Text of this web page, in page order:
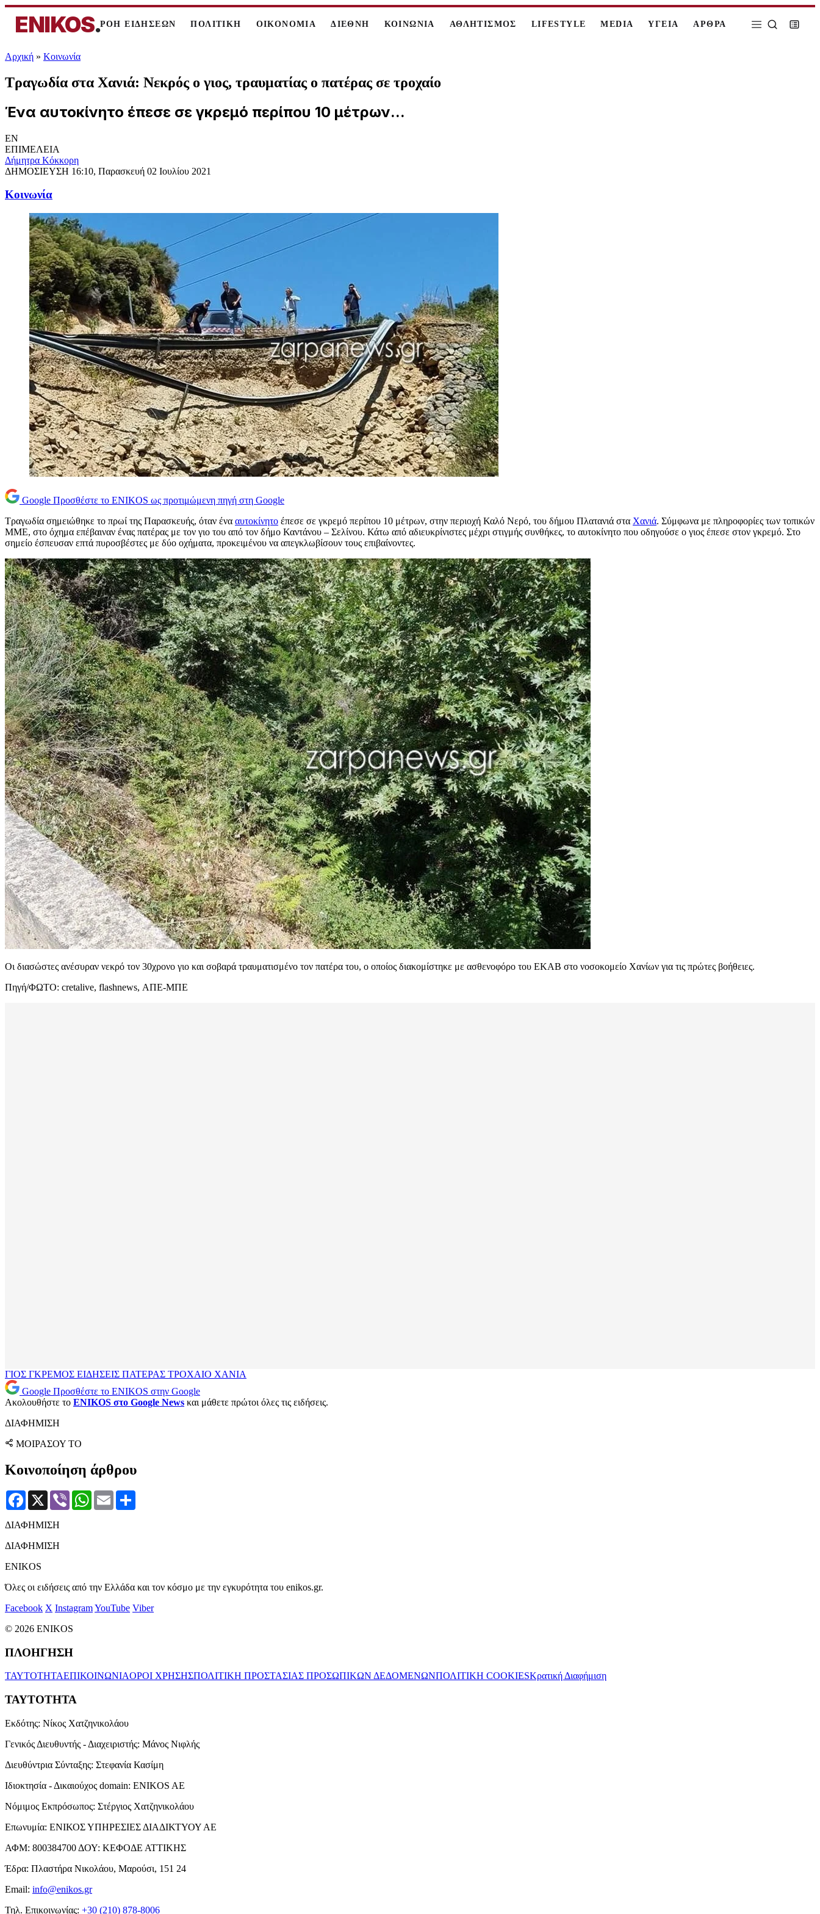
ENIKOS.ΡΟΗ ΕΙΔΗΣΕΩΝ ΠΟΛΙΤΙΚΗ ΟΙΚΟΝΟΜΙΑ ΔΙΕΘΝΗ ΚΟΙΝΩΝΙΑ ΑΘΛΗΤΙΣΜΟΣ LIFESTYLE MEDIA ΥΓΕΙΑ ΑΡΘΡΑ
Αρχική » Κοινωνία
Τραγωδία στα Χανιά: Νεκρός ο γιος, τραυματίας ο πατέρας σε τροχαίο
Ένα αυτοκίνητο έπεσε σε γκρεμό περίπου 10 μέτρων...
EN
ΕΠΙΜΕΛΕΙΑ
Δήμητρα Κόκκορη
ΔΗΜΟΣΙΕΥΣΗ 16:10, Παρασκευή 02 Ιουλίου 2021
Κοινωνία
Google Προσθέστε το ENIKOS ως προτιμώμενη πηγή στη Google
Τραγωδία σημειώθηκε το πρωί της Παρασκευής, όταν ένα αυτοκίνητο έπεσε σε γκρεμό περίπου 10 μέτρων, στην περιοχή Καλό Νερό, του δήμου Πλατανιά στα Χανιά. Σύμφωνα με πληροφορίες των τοπικών
ΜΜΕ, στο όχημα επέβαιναν ένας πατέρας με τον γιο του από τον δήμο Καντάνου – Σελίνου. Κάτω από αδιευκρίνιστες μέχρι στιγμής συνθήκες, το αυτοκίνητο που οδηγούσε ο γιος έπεσε στον γκρεμό. Στο
σημείο έσπευσαν επτά πυροσβέστες με δύο οχήματα, προκειμένου να απεγκλωβίσουν τους επιβαίνοντες.
Οι διασώστες ανέσυραν νεκρό τον 30χρονο γιο και σοβαρά τραυματισμένο τον πατέρα του, ο οποίος διακομίστηκε με ασθενοφόρο του ΕΚΑΒ στο νοσοκομείο Χανίων για τις πρώτες βοήθειες.
Πηγή/ΦΩΤΟ: cretalive, flashnews, ΑΠΕ-ΜΠΕ
ΓΙΟΣ ΓΚΡΕΜΟΣ ΕΙΔΗΣΕΙΣ ΠΑΤΕΡΑΣ ΤΡΟΧΑΙΟ ΧΑΝΙΑ
Google Προσθέστε το ENIKOS στην Google
Ακολουθήστε το ENIKOS στο Google News και μάθετε πρώτοι όλες τις ειδήσεις.
ΔΙΑΦΗΜΙΣΗ
ΜΟΙΡΑΣΟΥ ΤΟ
Κοινοποίηση άρθρου
Facebook
X Viber WhatsApp
Email
ΔΙΑΦΗΜΙΣΗ
ΔΙΑΦΗΜΙΣΗ
ENIKOS
Όλες οι ειδήσεις από την Ελλάδα και τον κόσμο με την εγκυρότητα του enikos.gr.
Facebook X InstagramYouTube Viber
© 2026 ENIKOS
ΠΛΟΗΓΗΣΗ
ΤΑΥΤΟΤΗΤΑΕΠΙΚΟΙΝΩΝΙΑΟΡΟΙ ΧΡΗΣΗΣΠΟΛΙΤΙΚΗ ΠΡΟΣΤΑΣΙΑΣ ΠΡΟΣΩΠΙΚΩΝ ΔΕΔΟΜΕΝΩΝΠΟΛΙΤΙΚΗ COOKIESΚρατική Διαφήμιση
ΤΑΥΤΟΤΗΤΑ
Εκδότης: Νίκος Χατζηνικολάου
Γενικός Διευθυντής - Διαχειριστής: Μάνος Νιφλής
Διευθύντρια Σύνταξης: Στεφανία Κασίμη
Ιδιοκτησία - Δικαιούχος domain: ENIKOS AE
Νόμιμος Εκπρόσωπος: Στέργιος Χατζηνικολάου
Επωνυμία: ΕΝΙΚΟΣ ΥΠΗΡΕΣΙΕΣ ΔΙΑΔΙΚΤΥΟΥ ΑΕ
ΑΦΜ: 800384700 ΔΟΥ: ΚΕΦΟΔΕ ΑΤΤΙΚΗΣ
Έδρα: Πλαστήρα Νικολάου, Μαρούσι, 151 24
Email: info@enikos.gr
Τηλ. Επικοινωνίας: +30 (210) 878-8006